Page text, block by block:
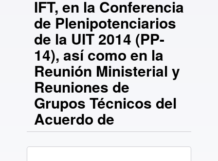
IFT, en la Conferencia
de Plenipotenciarios
de la UIT 2014 (PP-
14), así como en la
Reunión Ministerial y
Reuniones de
Grupos Técnicos del
Acuerdo de